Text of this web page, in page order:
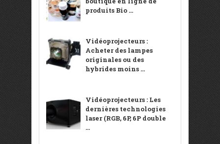
produits Bio ...
Vidéoprojecteurs :
Acheter des lampes
originales ou des
hybrides moins ...
Vidéoprojecteurs : Les
dernières technologies
laser (RGB, 6P, 6P double
...